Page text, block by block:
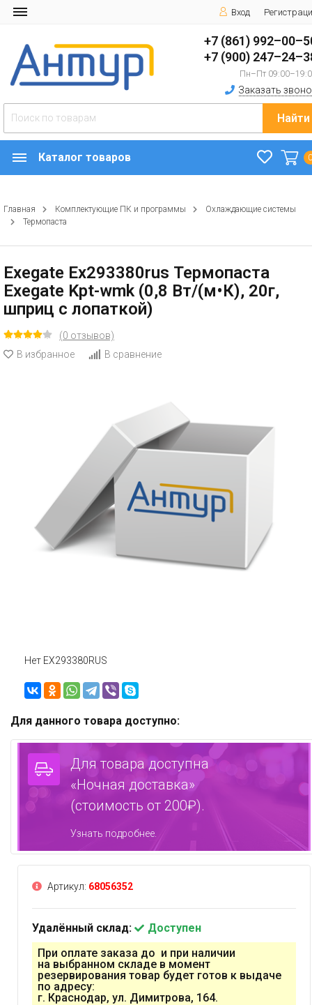
Вход
+7 (861)
+7 (900)
Пн–Пт
Заказать
Найти
Каталог товаров
Главная Комплектующие ПК и программы
Охлаждающие системы
Термопаста
Exegate Ex293380rus Термопаста
Exegate Kpt-wmk (0,8 Вт/(м•К), 20г,
шприц с лопаткой)
(0 отзывов)
В избранное
В сравнение
Нет EX293380RUS
Для данного товара доступно:
Для товара доступна
«Ночная доставка»
(стоимость от 200₽).
Узнать подробнее.
Артикул: 68056352
Удалённый склад:
Доступен
При оплате заказа до и при наличии
на выбранном складе в момент
резервирования товар будет готов к выдаче
по адресу:
г. Краснодар, ул. Димитрова, 164.